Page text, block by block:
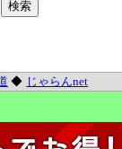
◆ じゃらんnet